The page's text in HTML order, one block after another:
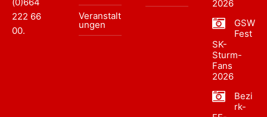
(0)664
222 66
00.
Veranstalt
ungen
2026
GSW
Fest
SK-
Sturm-
Fans
2026
Bezi
rk-